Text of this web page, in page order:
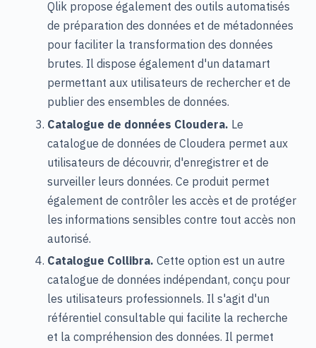
Qlik propose également des outils automatisés
de préparation des données et de métadonnées
pour faciliter la transformation des données
brutes. Il dispose également d'un datamart
permettant aux utilisateurs de rechercher et de
publier des ensembles de données.
Catalogue de données Cloudera. Le
catalogue de données de Cloudera permet aux
utilisateurs de découvrir, d'enregistrer et de
surveiller leurs données. Ce produit permet
également de contrôler les accès et de protéger
les informations sensibles contre tout accès non
autorisé.
Catalogue Collibra. Cette option est un autre
catalogue de données indépendant, conçu pour
les utilisateurs professionnels. Il s'agit d'un
référentiel consultable qui facilite la recherche
et la compréhension des données. Il permet